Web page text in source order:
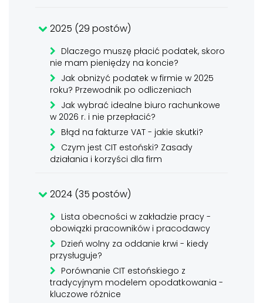
2025 (29 postów)
Dlaczego muszę płacić podatek, skoro
nie mam pieniędzy na koncie?
Jak obniżyć podatek w firmie w 2025
roku? Przewodnik po odliczeniach
Jak wybrać idealne biuro rachunkowe
w 2026 r. i nie przepłacić?
Błąd na fakturze VAT - jakie skutki?
Czym jest CIT estoński? Zasady
działania i korzyści dla firm
2024 (35 postów)
Lista obecności w zakładzie pracy -
obowiązki pracowników i pracodawcy
Dzień wolny za oddanie krwi - kiedy
przysługuje?
Porównanie CIT estońskiego z
tradycyjnym modelem opodatkowania -
kluczowe różnice